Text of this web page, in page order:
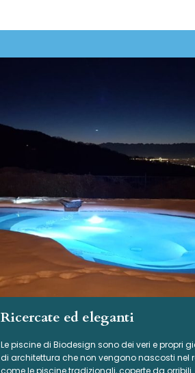
Ricercate ed eleganti
Le piscine di Biodesign sono dei veri e propri
di architettura che non vengono nascosti nel
come le piscine tradizionali, coperte da orribili